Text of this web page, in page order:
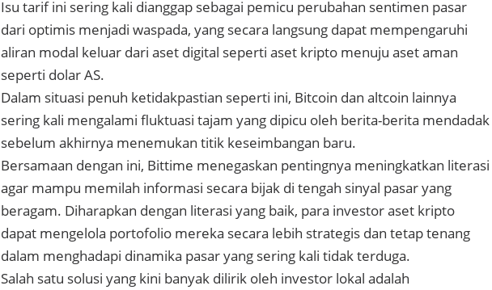
Isu tarif ini sering kali dianggap sebagai pemicu perubahan sentimen pasar
dari optimis menjadi waspada, yang secara langsung dapat mempengaruhi
aliran modal keluar dari aset digital seperti aset kripto menuju aset aman
seperti dolar AS.
Dalam situasi penuh ketidakpastian seperti ini, Bitcoin dan altcoin lainnya
sering kali mengalami fluktuasi tajam yang dipicu oleh berita-berita mendadak
sebelum akhirnya menemukan titik keseimbangan baru.
Bersamaan dengan ini, Bittime menegaskan pentingnya meningkatkan literasi
agar mampu memilah informasi secara bijak di tengah sinyal pasar yang
beragam. Diharapkan dengan literasi yang baik, para investor aset kripto
dapat mengelola portofolio mereka secara lebih strategis dan tetap tenang
dalam menghadapi dinamika pasar yang sering kali tidak terduga.
Salah satu solusi yang kini banyak dilirik oleh investor lokal adalah